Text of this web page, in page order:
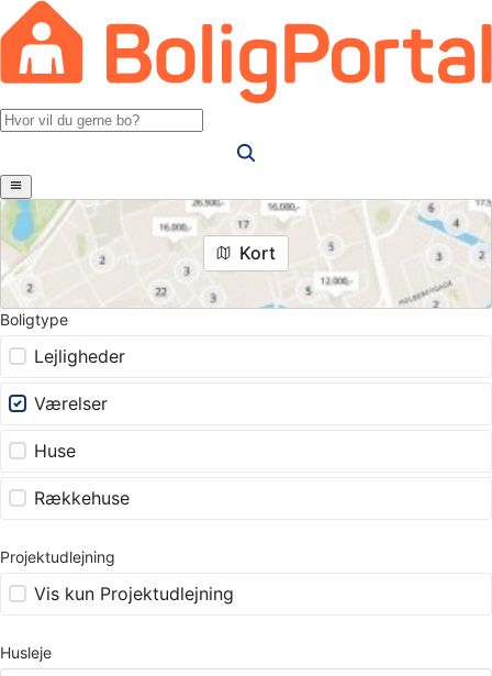
Kort
Boligtype
Lejligheder
Værelser
Huse
Rækkehuse
Projektudlejning
Vis kun Projektudlejning
Husleje